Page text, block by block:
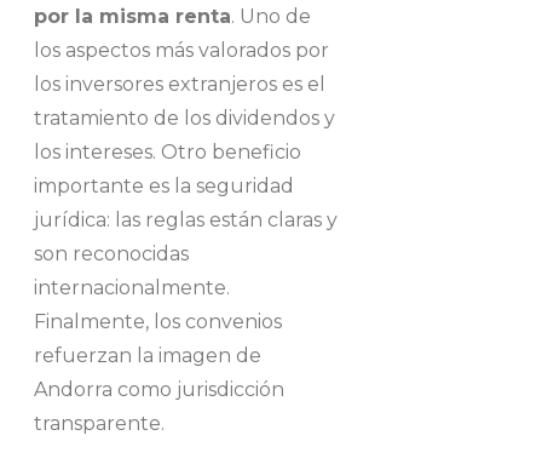
por la misma renta. Uno de
los aspectos más valorados por
los inversores extranjeros es el
tratamiento de los dividendos y
los intereses. Otro beneficio
importante es la seguridad
jurídica: las reglas están claras y
son reconocidas
internacionalmente.
Finalmente, los convenios
refuerzan la imagen de
Andorra como jurisdicción
transparente.